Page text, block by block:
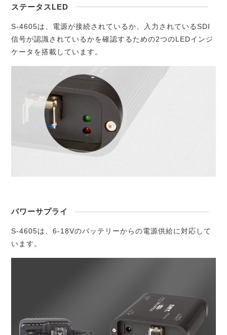
ステータスLED
S-4605は、電源が接続されているか、入力されているSDI
信号が認識されているかを確認するための2つのLEDインジ
ケータを搭載しています。
パワーサプライ
S-4605は、6-18Vのバッテリーからの電源供給に対応して
います。